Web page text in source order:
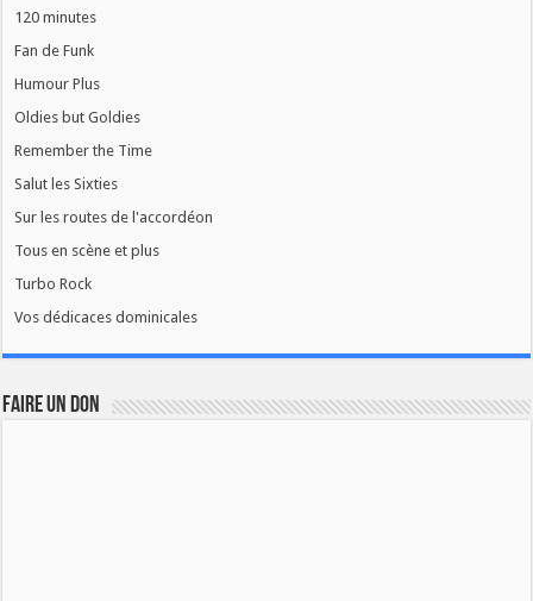
120 minutes
Fan de Funk
Humour Plus
Oldies but Goldies
Remember the Time
Salut les Sixties
Sur les routes de l'accordéon
Tous en scène et plus
Turbo Rock
Vos dédicaces dominicales
FAIRE UN DON